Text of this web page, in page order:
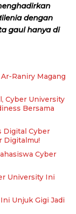
dengan
gaul hanya di
Raniry Magang
Cyber University
Bersama
Digital Cyber
Digitalmu!
Cyber
University Ini
Unjuk Gigi Jadi